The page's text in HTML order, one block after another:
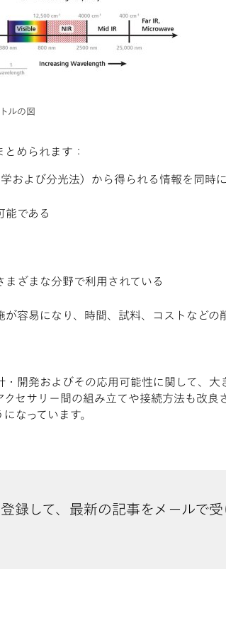
ルの図
められます：
および分光法）から得られる情報を同時
能である
ざまな分野で利用されている
容易になり、時間、試料、コストなどの
開発およびその応用可能性に関して、大
セサリー間の組み立てや接続方法も改良
なっています。
録して、最新の記事をメールで